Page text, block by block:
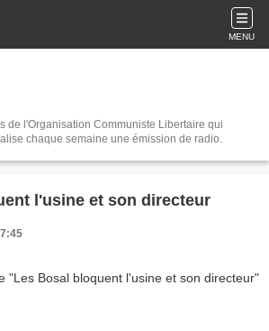
MENU
de l'Organisation Communiste Libertaire qui
chaque semaine une émission de radio.
l'usine et son directeur